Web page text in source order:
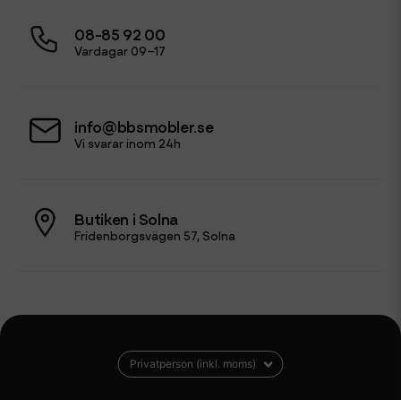
08-85 92 00
Vardagar 09–17
info@bbsmobler.se
Vi svarar inom 24h
Butiken i Solna
Fridenborgsvägen 57, Solna